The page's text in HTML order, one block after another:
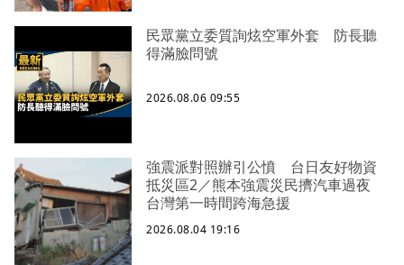
民眾黨立委質詢炫空軍外套 防長聽
得滿臉問號
2026.08.06 09:55
強震派對照辦引公憤 台日友好物資
抵災區2／熊本強震災民擠汽車過夜
台灣第一時間跨海急援
2026.08.04 19:16